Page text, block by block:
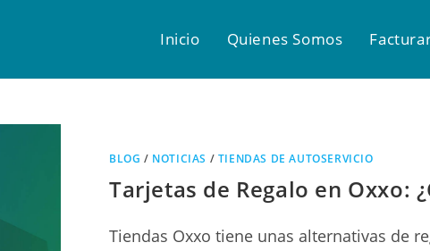
Inicio Quienes Somos
BLOG / NOTICIAS / TIENDAS DE AUTOSERVICIO
Tarjetas de Regalo en Oxxo:
Tiendas Oxxo tiene unas alternativas de